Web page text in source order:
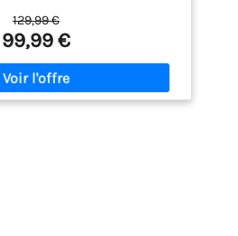
plusieurs aliments en même
les repas en famille ou entre
RÉGLABLE : 2500W
pour une cuisson précise,
douce, selon vos envies et
ni projections NETTOYAGE
129,99 €
99,99 €